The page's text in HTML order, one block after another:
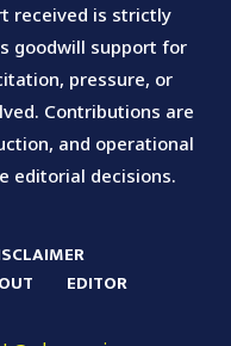
received is strictly
goodwill support for
pressure, or
Contributions are
and operational
editorial decisions.
EDITOR